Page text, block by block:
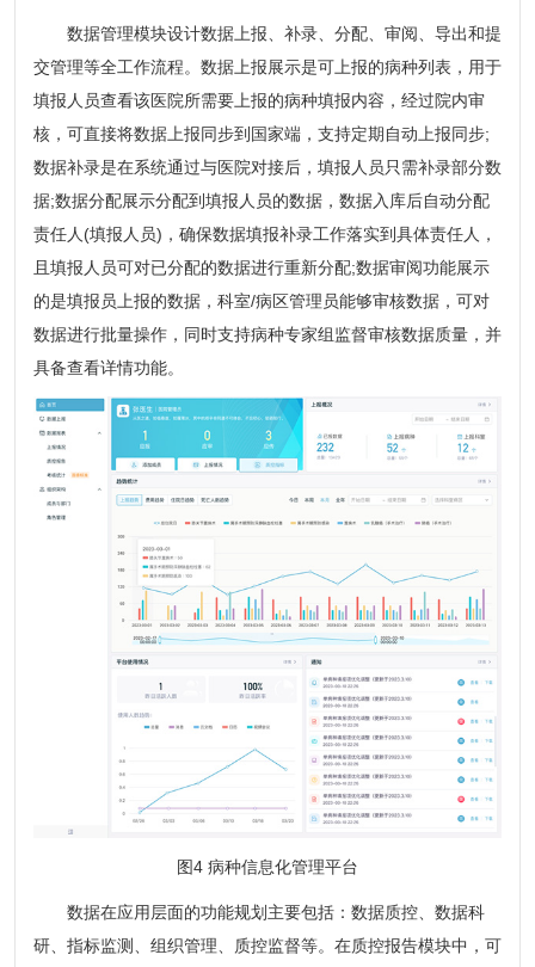
数据管理模块设计数据上报、补录、分配、审阅、导出和提
交管理等全工作流程。数据上报展示是可上报的病种列表，用于
填报人员查看该医院所需要上报的病种填报内容，经过院内审
核，可直接将数据上报同步到国家端，支持定期自动上报同步;
数据补录是在系统通过与医院对接后，填报人员只需补录部分数
据;数据分配展示分配到填报人员的数据，数据入库后自动分配
责任人(填报人员)，确保数据填报补录工作落实到具体责任人，
且填报人员可对已分配的数据进行重新分配;数据审阅功能展示
的是填报员上报的数据，科室/病区管理员能够审核数据，可对
数据进行批量操作，同时支持病种专家组监督审核数据质量，并
具备查看详情功能。
图4 病种信息化管理平台
数据在应用层面的功能规划主要包括：数据质控、数据科
研、指标监测、组织管理、质控监督等。在质控报告模块中，可